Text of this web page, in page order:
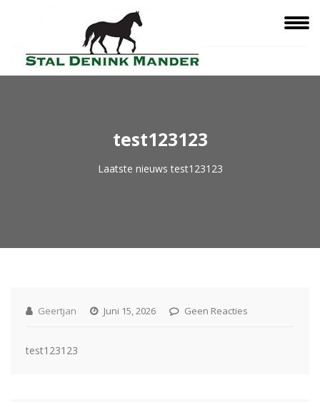
test123123
Laatste nieuws test123123
Geertjan Juni 15, 2026 Geen Reacties
test123123